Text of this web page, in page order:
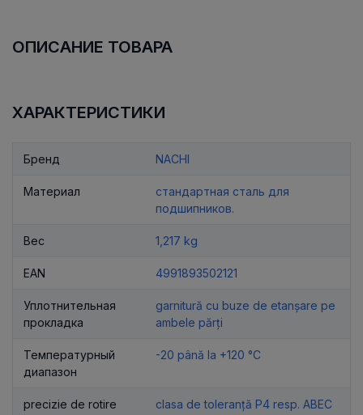
ОПИСАНИЕ ТОВАРА
ХАРАКТЕРИСТИКИ
Бренд NACHI
Материал
стандартная сталь для
подшипников.
Вес 1,217 kg
EAN 4991893502121
Уплотнительная
прокладка
garnitură cu buze de etanșare pe
ambele părți
Температурный
диапазон
-20 până la +120 °C
precizie de rotire
clasa de toleranță P4 resp. ABEC